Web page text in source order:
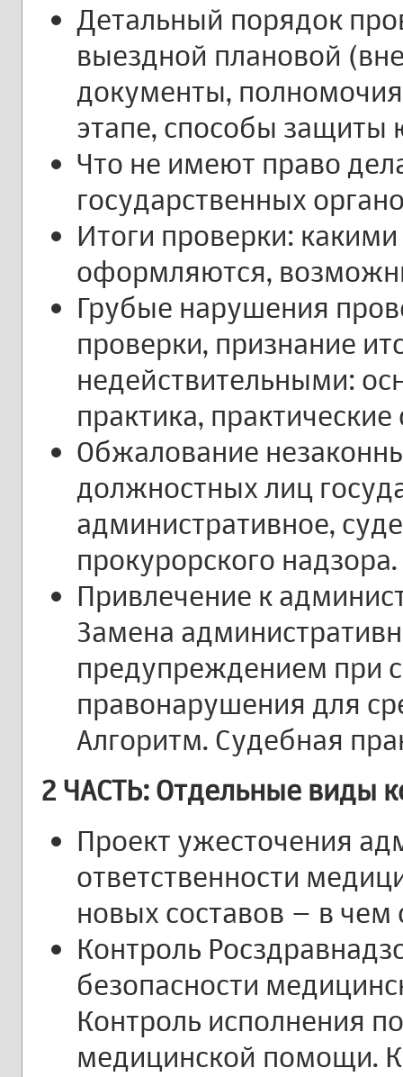
Детальный порядок
выездной плановой
документы,
этапе, способы защиты
Что не имеют право
государственных
Итоги проверки:
оформляются,
Грубые нарушения
проверки, признание
недействительными:
практика, практические
Обжалование
должностных лиц
административное,
прокурорского надзора.
Привлечение к
Замена
предупреждением при
правонарушения для
Алгоритм. Судебная
2 ЧАСТЬ: Отдельные виды
Проект ужесточения
ответственности
новых составов – в чем
Контроль
безопасности
Контроль исполнения
медицинской помощи.